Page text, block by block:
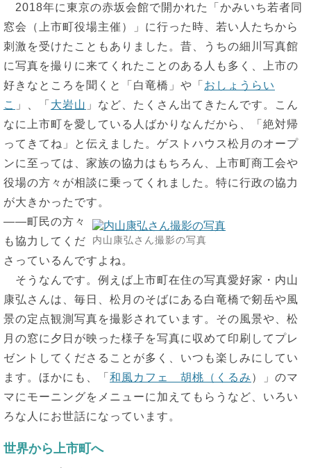
2018年に東京の赤坂会館で開かれた「かみいち若者同
窓会（上市町役場主催）」に行った時、若い人たちから
刺激を受けたこともありました。昔、うちの細川写真館
に写真を撮りに来てくれたことのある人も多く、上市の
好きなところを聞くと「白竜橋」や「 おしょうらい
こ
」、「 大岩山 」など、たくさん出てきたんです。こん
なに上市町を愛している人ばかりなんだから、「絶対帰
ってきてね」と伝えました。ゲストハウス松月のオープ
ンに至っては、家族の協力はもちろん、上市町商工会や
役場の方々が相談に乗ってくれました。特に行政の協力
が大きかったです。
内山康弘さん撮影の写真
――町民の方々
も協力してくだ
さっているんですよね。
そうなんです。例えば上市町在住の写真愛好家・内山
康弘さんは、毎日、松月のそばにある白竜橋で剱岳や風
景の定点観測写真を撮影されています。その風景や、松
月の窓に夕日が映った様子を写真に収めて印刷してプレ
ゼントしてくださることが多く、いつも楽しみにしてい
ます。ほかにも、「 和風カフェ 胡桃（くるみ ）」のマ
マにモーニングをメニューに加えてもらうなど、いろい
ろな人にお世話になっています。
世界から上市町へ